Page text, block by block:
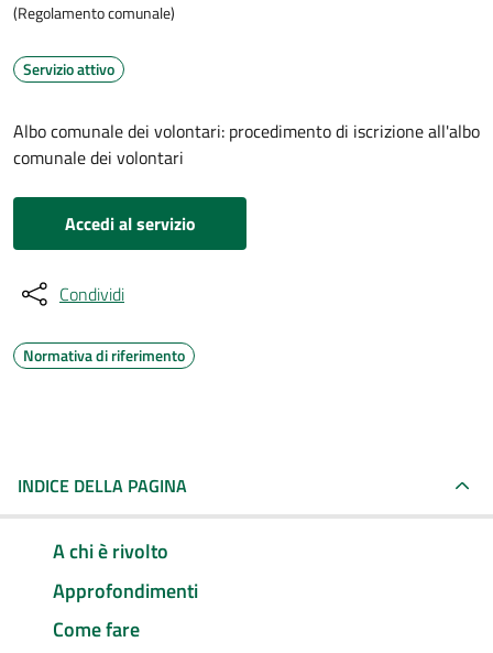
(Regolamento comunale)
Servizio attivo
Albo comunale dei volontari: procedimento di iscrizione all'albo
comunale dei volontari
Accedi al servizio
Condividi
Normativa di riferimento
INDICE DELLA PAGINA
A chi è rivolto
Approfondimenti
Come fare